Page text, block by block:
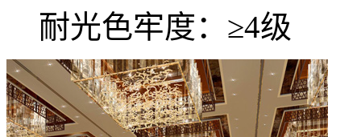
耐光色牢度：≥4级